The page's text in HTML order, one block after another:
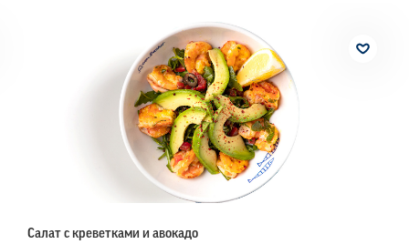
Салат с креветками и авокадо